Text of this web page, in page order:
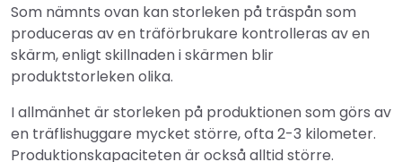
Som nämnts ovan kan storleken på träspån som
produceras av en träförbrukare kontrolleras av en
skärm, enligt skillnaden i skärmen blir
produktstorleken olika.
I allmänhet är storleken på produktionen som görs av
en träflishuggare mycket större, ofta 2-3 kilometer.
Produktionskapaciteten är också alltid större.